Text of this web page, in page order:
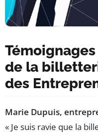
de la
des
Marie Dupuis,
« Je suis ravie que la